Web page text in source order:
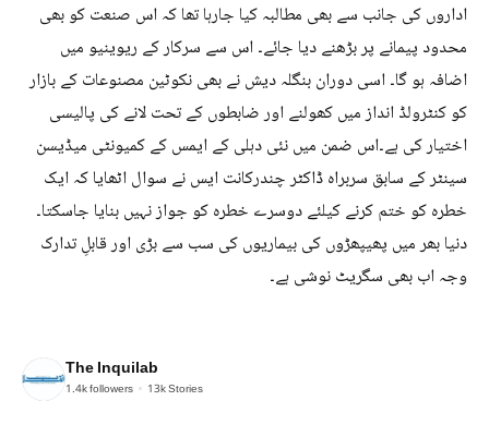
اداروں کی جانب سے بھی مطالبہ کیا جارہا تھا کہ اس صنعت کو بھی
محدود پیمانے پر بڑھنے دیا جائے۔ اس سے سرکار کے ریوینیو میں
اضافہ ہو گا۔ اسی دوران بنگلہ دیش نے بھی نکوٹین مصنوعات کے بازار
کو کنٹرولڈ انداز میں کھولنے اور ضابطوں کے تحت لانے کی پالیسی
اختیار کی ہے۔اس ضمن میں نئی دہلی کے ایمس کے کمیونٹی میڈیسن
سینٹر کے سابق سربراہ ڈاکٹر چندرکانت ایس نے سوال اٹھایا کہ ایک
خطرہ کو ختم کرنے کیلئے دوسرے خطرہ کو جواز نہیں بنایا جاسکتا۔
دنیا بھر میں پھیپھڑوں کی بیماریوں کی سب سے بڑی اور قابلِ تدارک
وجہ اب بھی سگریٹ نوشی ہے۔
The Inquilab
1.4kfollowers 13kStories